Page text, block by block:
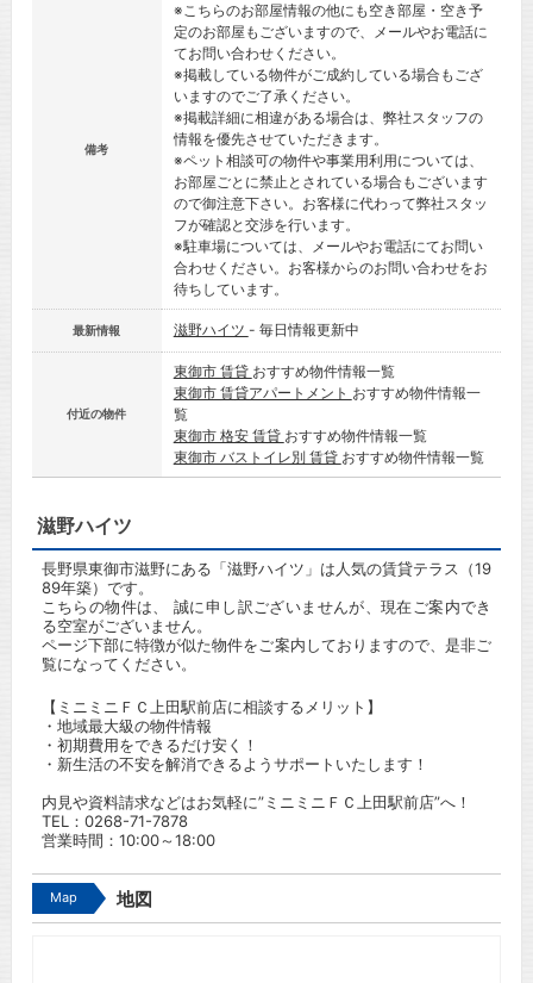
備考
※こちらのお部屋情報の他にも空き部屋・空き予
定のお部屋もございますので、メールやお電話に
てお問い合わせください。
※掲載している物件がご成約している場合もござ
いますのでご了承ください。
※掲載詳細に相違がある場合は、弊社スタッフの
情報を優先させていただきます。
※ペット相談可の物件や事業用利用については、
お部屋ごとに禁止とされている場合もございます
ので御注意下さい。お客様に代わって弊社スタッ
フが確認と交渉を行います。
※駐車場については、メールやお電話にてお問い
合わせください。お客様からのお問い合わせをお
待ちしています。
最新情報 滋野ハイツ - 毎日情報更新中
付近の物件
東御市 賃貸 おすすめ物件情報一覧
東御市 賃貸アパートメント おすすめ物件情報一
覧
東御市 格安 賃貸 おすすめ物件情報一覧
東御市 バストイレ別 賃貸 おすすめ物件情報一覧
滋野ハイツ
長野県東御市滋野にある「滋野ハイツ」は人気の賃貸テラス（19
89年築）です。
こちらの物件は、 誠に申し訳ございませんが、現在ご案内でき
る空室がございません。
ページ下部に特徴が似た物件をご案内しておりますので、是非ご
覧になってください。
【ミニミニＦＣ上田駅前店に相談するメリット】
・地域最大級の物件情報
・初期費用をできるだけ安く！
・新生活の不安を解消できるようサポートいたします！
内見や資料請求などはお気軽に”ミニミニＦＣ上田駅前店”へ！
TEL： 0268-71-7878
営業時間：10:00～18:00
Map 地図